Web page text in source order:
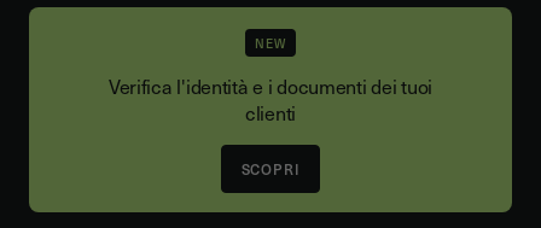
NEW
Verifica l'identità e i documenti dei tuoi
clienti
SCOPRI